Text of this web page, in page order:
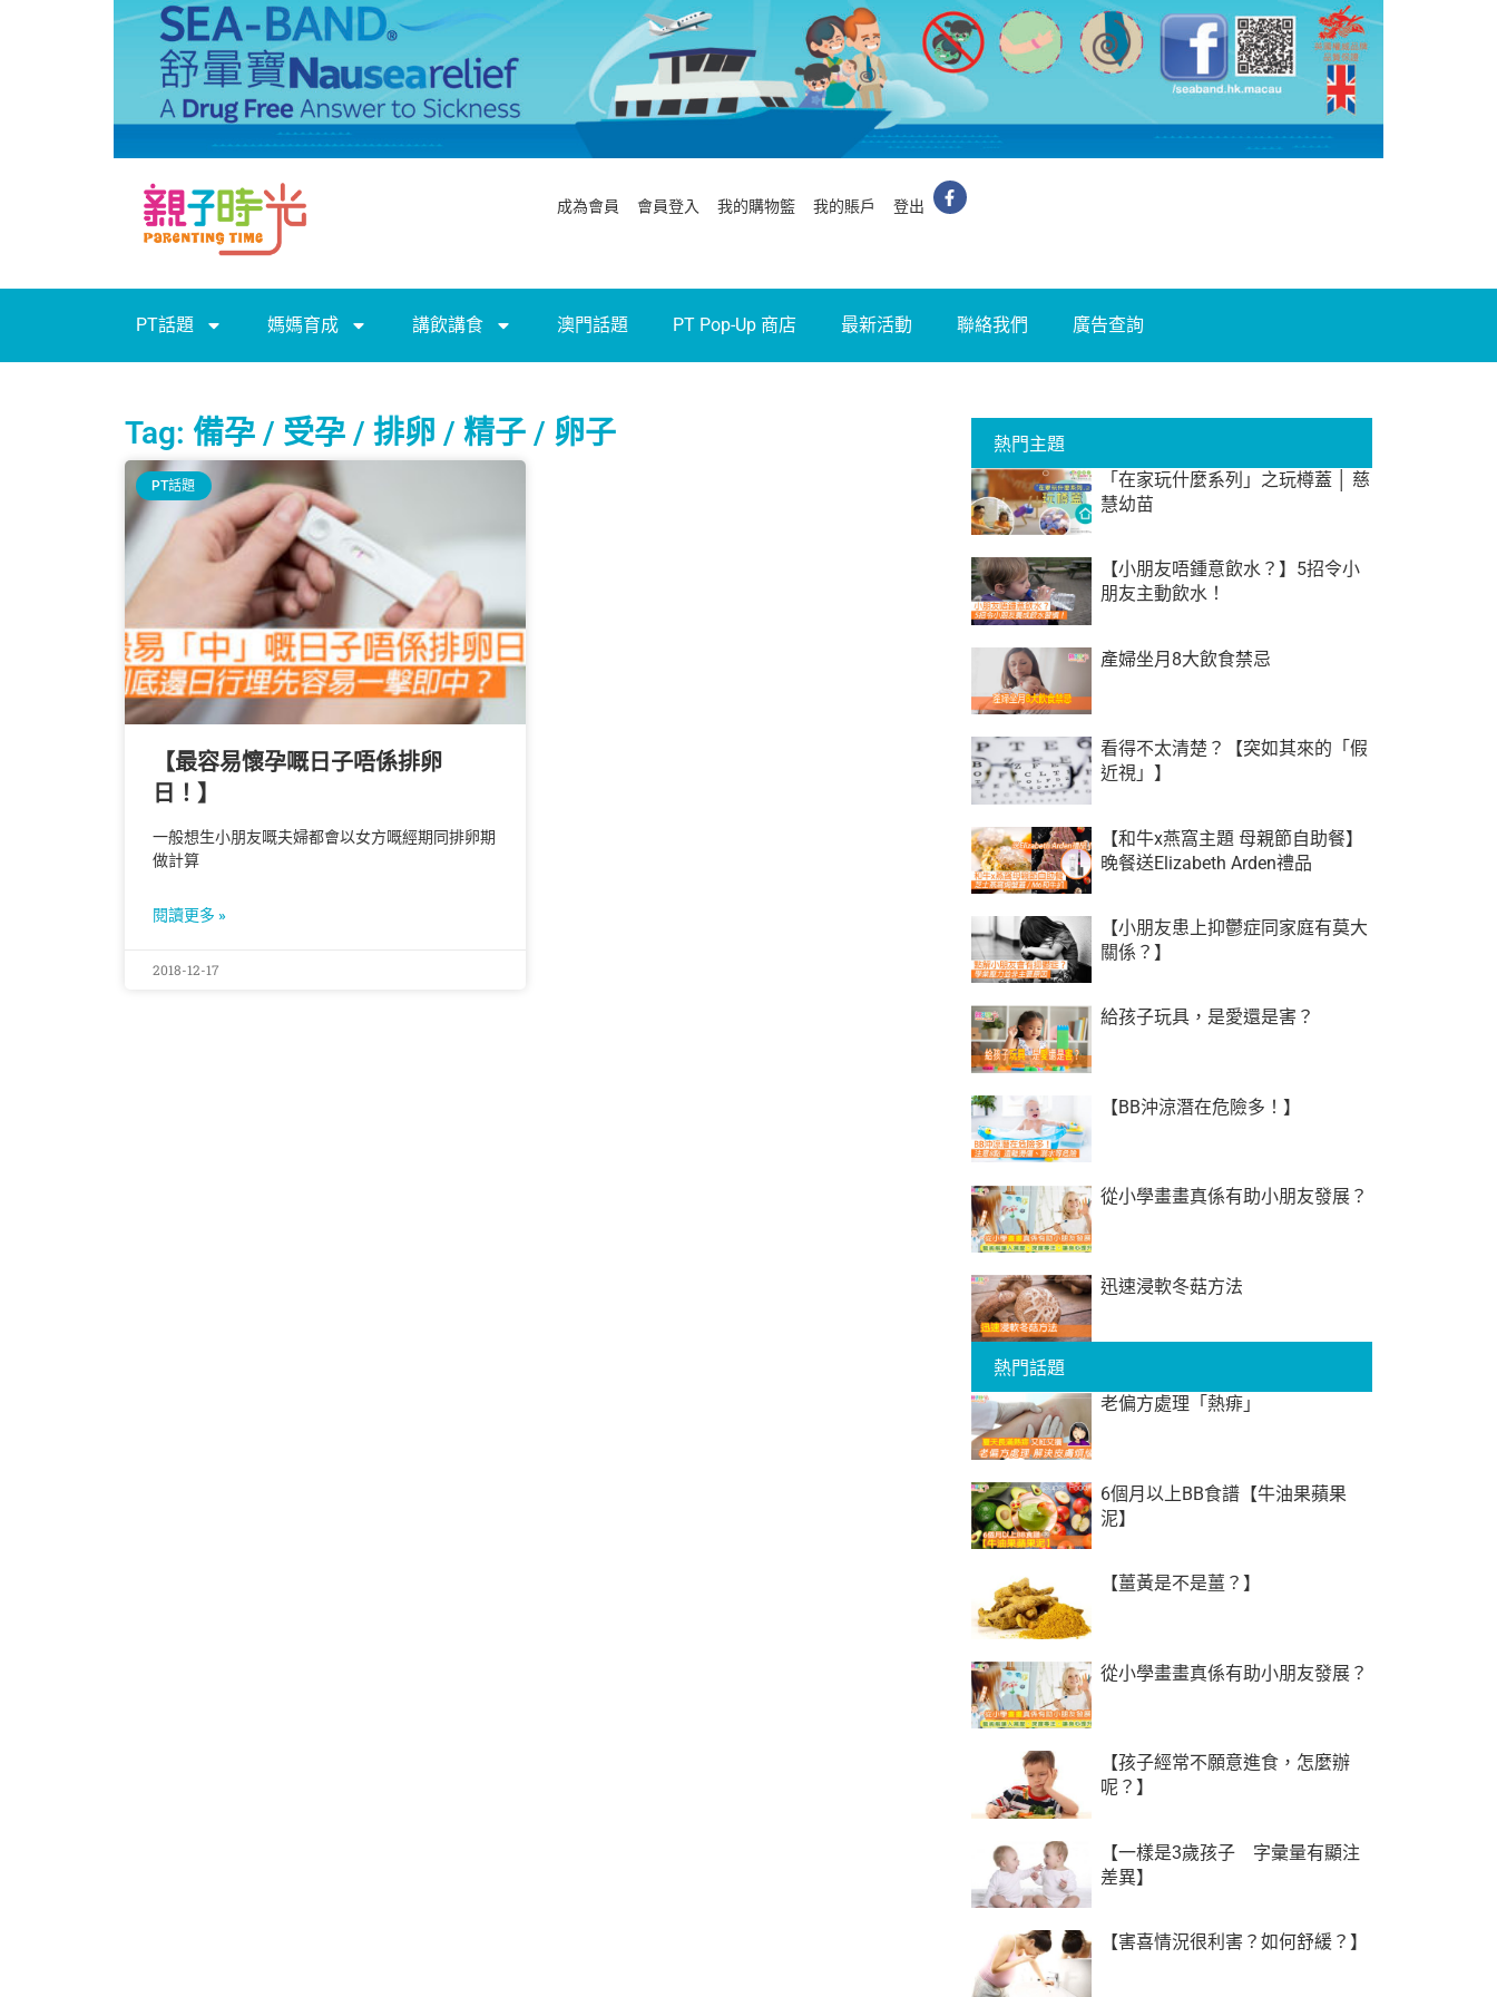
成為會員 會員登入 我的購物籃 我的賬戶 登出
PT話題 媽媽育成 講飲講食 澳門話題 PT Pop-Up 商店 最新活動 聯絡我們 廣告查詢
Tag: 備孕 / 受孕 / 排卵 / 精子 / 卵子
PT話題
【最容易懷孕嘅日子唔係排卵
日！】
一般想生小朋友嘅夫婦都會以女方嘅經期同排卵期
做計算
閱讀更多 »
2018-12-17
熱門主題
「在家玩什麼系列」之玩樽蓋 │ 慈
慧幼苗
【小朋友唔鍾意飲水？】5招令小
朋友主動飲水！
產婦坐月8大飲食禁忌
看得不太清楚？【突如其來的「假
近視」】
【和牛x燕窩主題 母親節自助餐】
晚餐送Elizabeth Arden禮品
【小朋友患上抑鬱症同家庭有莫大
關係？】
給孩子玩具，是愛還是害？
【BB沖涼潛在危險多！】
從小學畫畫真係有助小朋友發展？
迅速浸軟冬菇方法
熱門話題
老偏方處理「熱痱」
6個月以上BB食譜【牛油果蘋果
泥】
【薑黃是不是薑？】
從小學畫畫真係有助小朋友發展？
【孩子經常不願意進食，怎麼辦
呢？】
【一樣是3歲孩子 字彙量有顯注
差異】
【害喜情況很利害？如何舒緩？】